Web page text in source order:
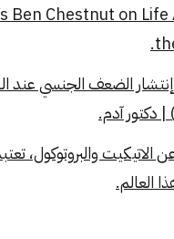
Ben Chestnut on
الضعف الجنسي عند
دكتور آدم.
الاتيكيت والبروتوكول،
العالم.